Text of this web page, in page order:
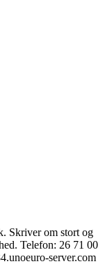
Skriver om stort og
Telefon: 26 71 00
server.com